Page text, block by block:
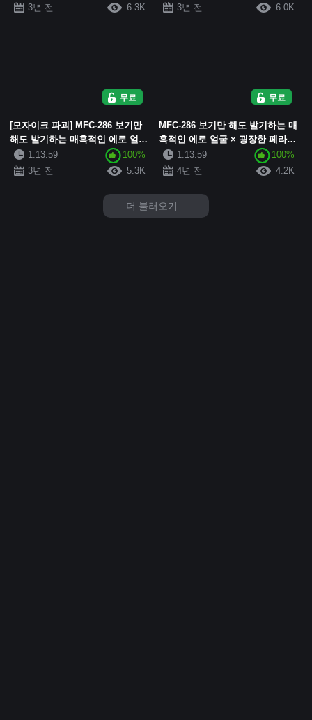
은 점점 더 왕성해진다! 너...
3년 전
6.3K
인 섹스에 흥미를 느낀다! 첫 촬영]
3년 전
6.0K
무료
[모자이크 파괴] MFC-286 보기만
해도 발기하는 매혹적인 에로 얼굴
× 굉장한 페라 진공 여자【미리이
(여대생)】【중간 삽입】【고무 없
1:13:59
100%
3년 전
5.3K
무료
MFC-286 보기만 해도 발기하는 매
혹적인 에로 얼굴 × 굉장한 페라바
큠 여자【미리이(여대생)】【중간
삽입】【고무 없는 섹스】【구강
1:13:59
100%
4년 전
4.2K
더 불러오기...